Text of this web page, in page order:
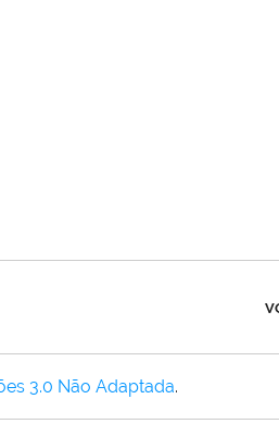
3.0 Não Adaptada.